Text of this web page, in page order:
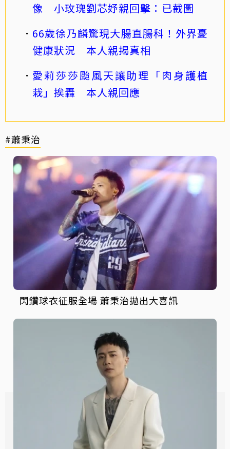
像 小玫瑰劉芯妤親回擊：已截圖
66歲徐乃麟驚現大腸直腸科！外界憂
健康狀況 本人親揭真相
愛莉莎莎颱風天讓助理「肉身護植
栽」挨轟 本人親回應
#蕭秉治
閃鑽球衣征服全場 蕭秉治拋出大喜訊